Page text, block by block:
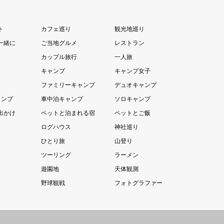
カフェ巡り
観光地巡り
緒に
ご当地グルメ
レストラン
カップル旅行
一人旅
キャンプ
キャンプ女子
ファミリーキャンプ
デュオキャンプ
プ
車中泊キャンプ
ソロキャンプ
かけ
ペットと泊まれる宿
ペットとご飯
ログハウス
神社巡り
ひとり旅
山登り
ツーリング
ラーメン
遊園地
天体観測
野球観戦
フォトグラファー